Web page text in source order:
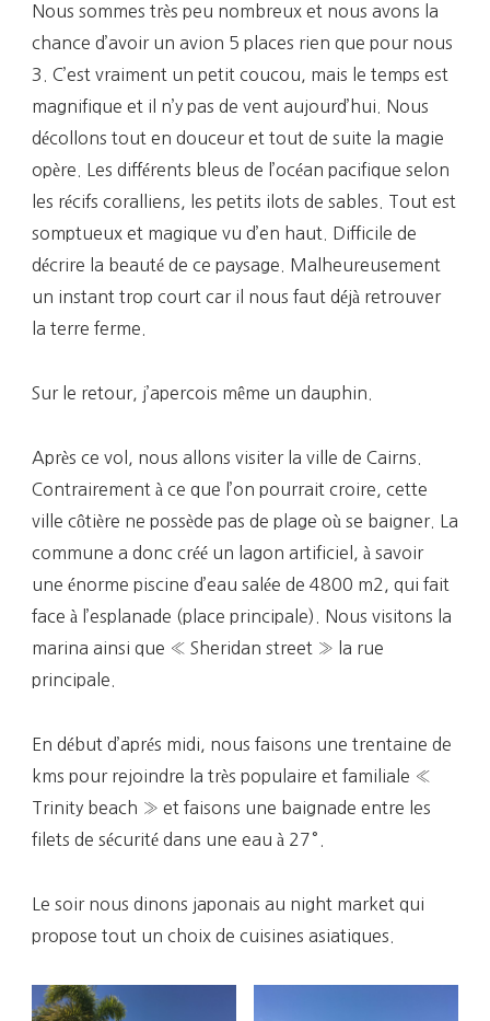
Nous sommes très peu nombreux et nous avons la
chance d’avoir un avion 5 places rien que pour nous
3. C’est vraiment un petit coucou, mais le temps est
magnifique et il n’y pas de vent aujourd’hui. Nous
décollons tout en douceur et tout de suite la magie
opère. Les différents bleus de l’océan pacifique selon
les récifs coralliens, les petits ilots de sables. Tout est
somptueux et magique vu d’en haut. Difficile de
décrire la beauté de ce paysage. Malheureusement
un instant trop court car il nous faut déjà retrouver
la terre ferme.
Sur le retour, j’apercois même un dauphin.
Après ce vol, nous allons visiter la ville de Cairns.
Contrairement à ce que l’on pourrait croire, cette
ville côtière ne possède pas de plage où se baigner. La
commune a donc créé un lagon artificiel, à savoir
une énorme piscine d’eau salée de 4800 m2, qui fait
face à l’esplanade (place principale). Nous visitons la
marina ainsi que « Sheridan street » la rue
principale.
En début d’aprés midi, nous faisons une trentaine de
kms pour rejoindre la très populaire et familiale «
Trinity beach » et faisons une baignade entre les
filets de sécurité dans une eau à 27°.
Le soir nous dinons japonais au night market qui
propose tout un choix de cuisines asiatiques.